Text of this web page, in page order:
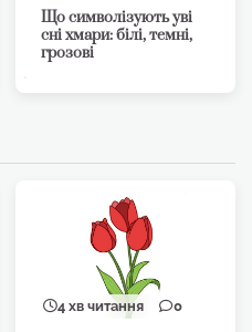
Що символізують уві
сні хмари: білі, темні,
грозові
4 хв читання 0